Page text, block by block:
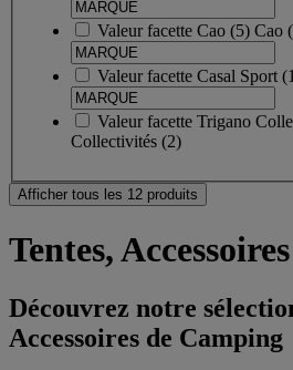
Valeur facette Cao (5) Cao
Valeur facette Casal Sport (1
Valeur facette Trigano
Collectivités (2)
Afficher tous les 12 produits
Tentes,
Découvrez notre
Accessoires de Camping